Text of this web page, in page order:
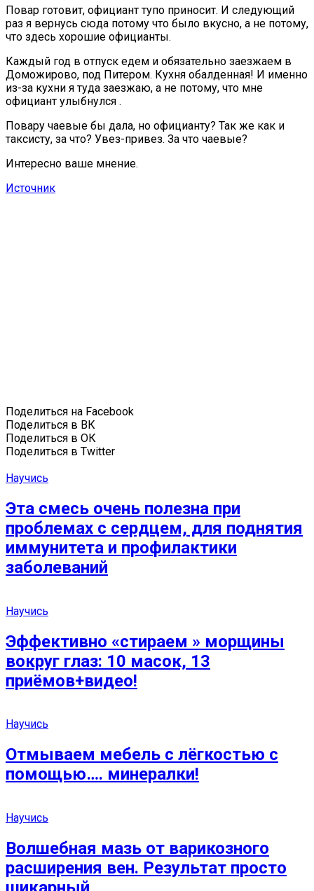
Повар готовит, официант тупо приносит. И следующий
раз я вернусь сюда потому что было вкусно, а не потому,
что здесь хорошие официанты.
Каждый год в отпуск едем и обязательно заезжаем в
Доможирово, под Питером. Кухня обалденная! И именно
из-за кухни я туда заезжаю, а не потому, что мне
официант улыбнулся .
Повару чаевые бы дала, но официанту? Так же как и
таксисту, за что? Увез-привез. За что чаевые?
Интересно ваше мнение.
Источник
Поделиться на Facebook
Поделиться в ВК
Поделиться в ОК
Поделиться в Twitter
Научись
Эта смесь очень полезна при
проблемах с сердцем, для поднятия
иммунитета и профилактики
заболеваний
Научись
Эффективно «стираем » морщины
вокруг глаз: 10 масок, 13
приёмов+видео!
Научись
Отмываем мебель с лёгкостью с
помощью…. минералки!
Научись
Волшебная мазь от варикозного
расширения вен. Результат просто